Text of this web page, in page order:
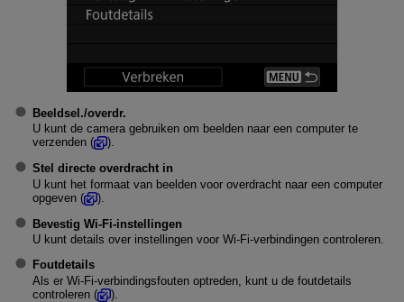
Beeldsel./overdr.
U kunt de camera gebruiken om beelden naar een computer te
verzenden (
).
Stel directe overdracht in
U kunt het formaat van beelden voor overdracht naar een computer
opgeven (
).
Bevestig Wi-Fi-instellingen
U kunt details over instellingen voor Wi-Fi-verbindingen controleren.
Foutdetails
Als er Wi-Fi-verbindingsfouten optreden, kunt u de foutdetails
controleren (
).